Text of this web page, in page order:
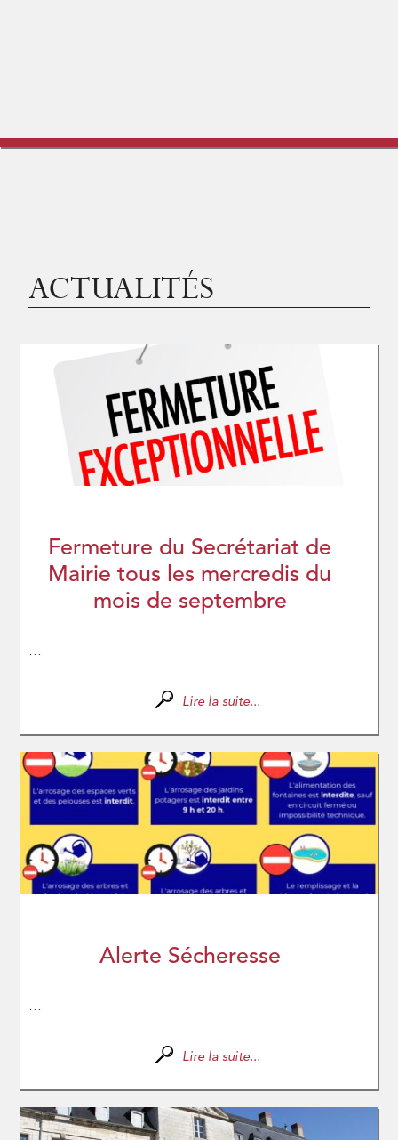
ACTUALITÉS
Fermeture du Secrétariat de
Mairie tous les mercredis du
mois de septembre
...
Lire la suite...
Alerte Sécheresse
...
Lire la suite...